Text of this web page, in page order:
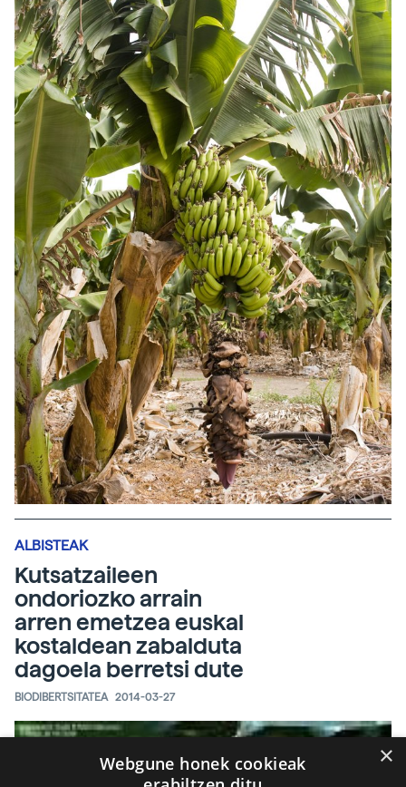
ALBISTEAK
Kutsatzaileen
ondoriozko arrain
arren emetzea euskal
kostaldean zabalduta
dagoela berretsi dute
BIODIBERTSITATEA 2014-03-27
×
Webgune honek cookieak